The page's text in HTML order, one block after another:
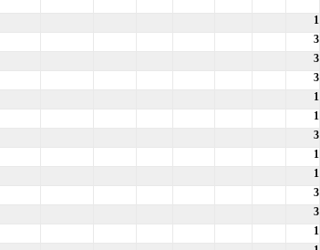
1
3
3
3
1
1
3
1
1
3
3
1